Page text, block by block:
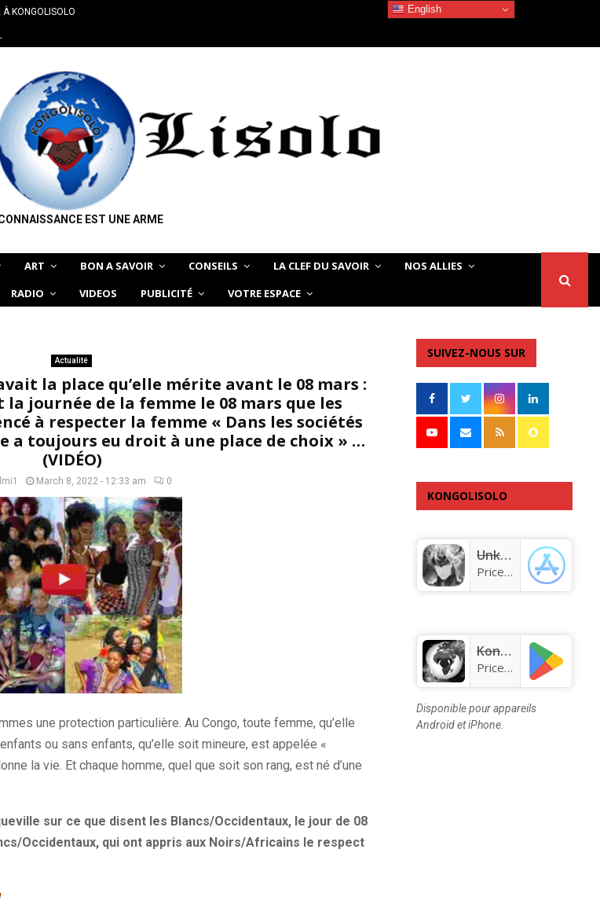
À KONGOLISOLO
EST UNE ARME
ART BON A SAVOIR CONSEILS LA CLEF DU SAVOIR
NOS ALLIES
RADIO VIDEOS PUBLICITÉ VOTRE ESPACE
Actualité
la place qu’elle mérite avant le 08 mars :
la journée de la femme le 08 mars que les
à respecter la femme « Dans les sociétés
a toujours eu droit à une place de choix » …
(VIDÉO)
March 8, 2022 - 12:33 am 0
une protection particulière. Au Congo, toute femme, qu’elle
ou sans enfants, qu’elle soit mineure, est appelée «
la vie. Et chaque homme, quel que soit son rang, est né d’une
sur ce que disent les Blancs/Occidentaux, le jour de 08
Occidentaux, qui ont appris aux Noirs/Africains le respect
SUIVEZ-NOUS SUR
KONGOLISOLO
Unknown app
Price:Free
KongoLisolo
Price:Free
Disponible pour appareils
Android et iPhone.
English